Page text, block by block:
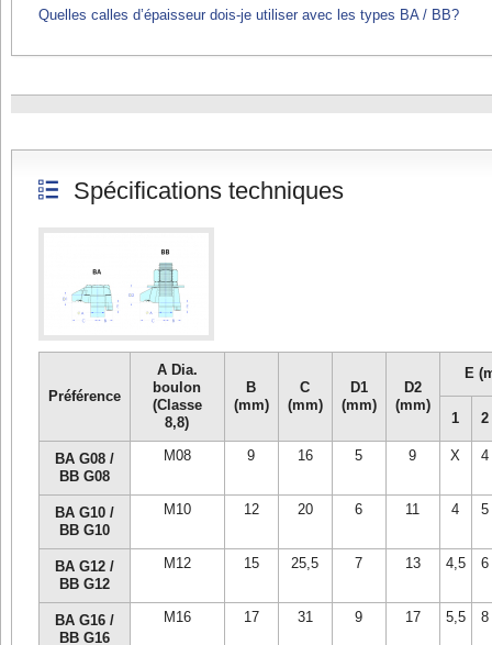
Quelles calles d’épaisseur dois-je utiliser avec les types BA / BB?
Spécifications techniques
Préférence
A Dia.
boulon
(Classe
8,8)
B
(mm)
C
(mm)
D1
(mm)
D2
(mm)
E
1 2
BA G08 /
BB G08
M08 9 16 5 9 X 4
BA G10 /
BB G10
M10 12 20 6 11 4 5
BA G12 /
BB G12
M12 15 25,5 7 13 4,5 6
BA G16 /
BB G16
M16 17 31 9 17 5,5 8